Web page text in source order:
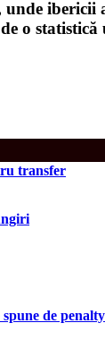
o
transfer
de